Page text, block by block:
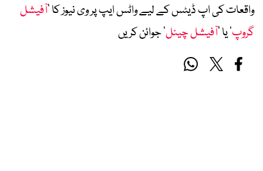
واقعات کی اپ ڈیٹس کے لیے واٹس ایپ پر وی نیوز کا ’آفیشل
گروپ‘ یا ’آفیشل چینل‘ جوائن کریں